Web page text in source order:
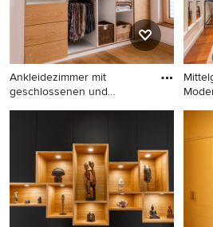
Ankleidezimmer mit
geschlossenen und
Mittelgroßes Modernes
Ankleidebereich in München
und